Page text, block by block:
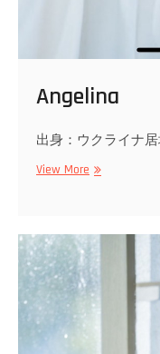
Angelina
出身：ウクライナ
View More Angelina